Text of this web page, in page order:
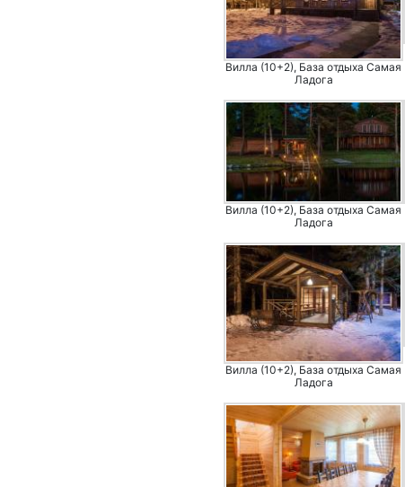
Вилла (10+2), База отдыха Самая
Ладога
Вилла (10+2), База отдыха Самая
Ладога
Вилла (10+2), База отдыха Самая
Ладога